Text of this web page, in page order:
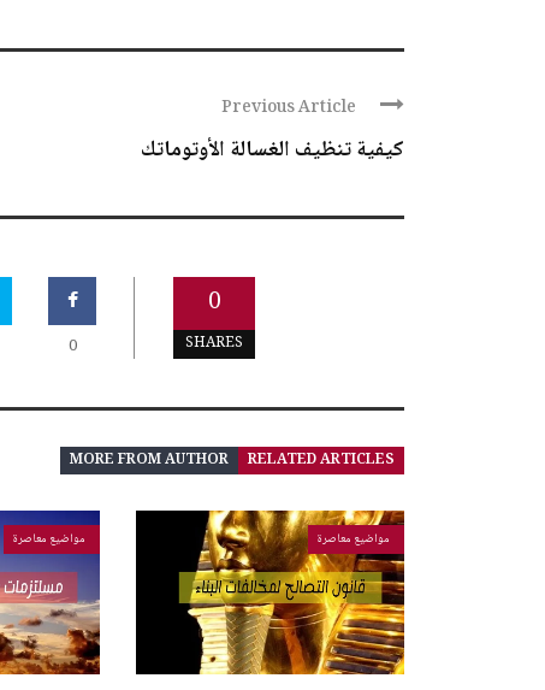
Previous Article
كيفية تنظيف الغسالة الأوتوماتك
0
SHARES
0
RELATED ARTICLES
MORE FROM AUTHOR
مواضيع معاصرة مواضيع معاصرة